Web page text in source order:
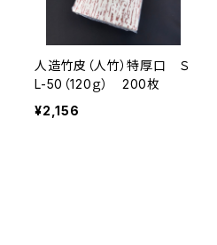
人造竹皮（人竹）特厚口 Ｓ
L-50（120ｇ） 200枚
¥2,156